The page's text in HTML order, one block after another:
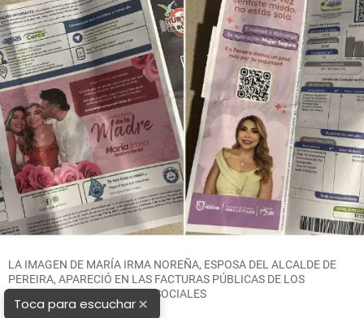
LA IMAGEN DE MARÍA IRMA NOREÑA, ESPOSA DEL ALCALDE DE
PEREIRA, APARECIÓ EN LAS FACTURAS PÚBLICAS DE LOS
CIUDADANOS. FOTO: REDES SOCIALES
Toca para escuchar×